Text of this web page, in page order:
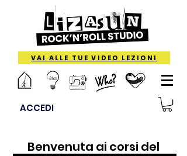
VAI ALLE TUE VIDEO LEZIONI
ACCEDI
Benvenuta ai corsi del